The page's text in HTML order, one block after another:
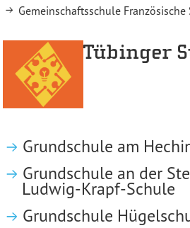
Gemeinschaftsschule Französische
Tübinger
Grundschule am
Grundschule an der
Ludwig-Krapf-Schule
Grundschule